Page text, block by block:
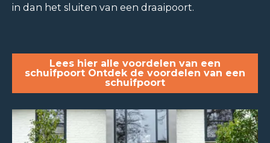
in dan het sluiten van een draaipoort.
Lees hier alle voordelen van een
schuifpoort Ontdek de voordelen van een
schuifpoort